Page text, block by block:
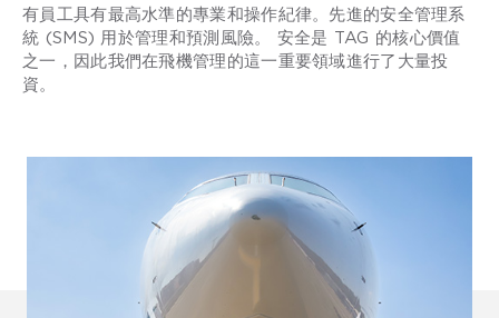
有員工具有最高水準的專業和操作紀律。先進的安全管理系
統 (SMS) 用於管理和預測風險。 安全是 TAG 的核心價值
之一，因此我們在飛機管理的這一重要領域進行了大量投
資。